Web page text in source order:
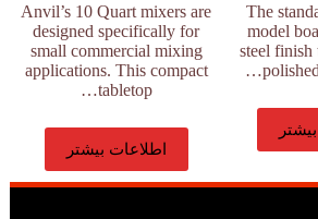
The
model
steel finish
Anvil’s 10 Quart mixers are
designed specifically for
small commercial mixing
applications. This compact
tabletop…
اطلاعات بیشتر